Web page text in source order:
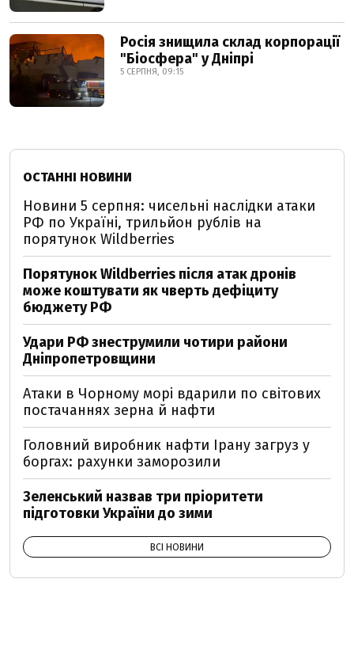
Росія знищила склад корпорації
"Біосфера" у Дніпрі
5 СЕРПНЯ, 09:15
ОСТАННІ НОВИНИ
Новини 5 серпня: чисельні наслідки атаки
РФ по Україні, трильйон рублів на
порятунок Wildberries
Порятунок Wildberries після атак дронів
може коштувати як чверть дефіциту
бюджету РФ
Удари РФ знеструмили чотири райони
Дніпропетровщини
Атаки в Чорному морі вдарили по світових
постачаннях зерна й нафти
Головний виробник нафти Ірану загруз у
боргах: рахунки заморозили
Зеленський назвав три пріоритети
підготовки України до зими
ВСІ НОВИНИ